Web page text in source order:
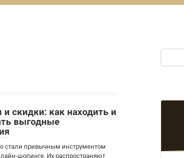
скидки: как находить и
выгодные
стали привычным инструментом
шопинге. Их распространяют